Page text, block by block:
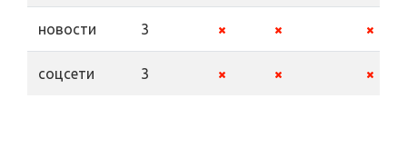
новости 3
соцсети 3